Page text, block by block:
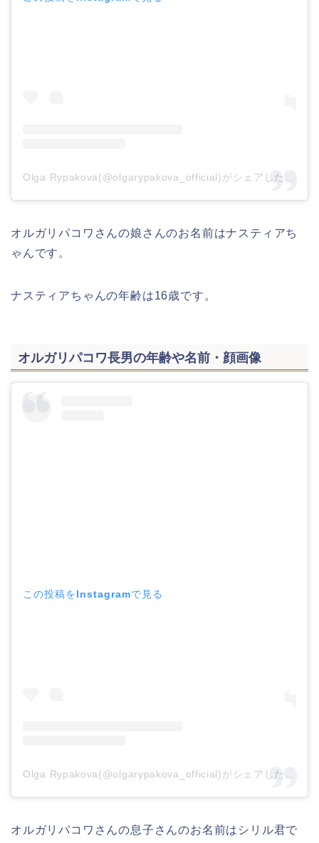
オルガリパコワさんの娘さんのお名前はナスティアち
ゃんです。
ナスティアちゃんの年齢は16歳です。
オルガリパコワ長男の年齢や名前・顔画像
この投稿をInstagramで見る
Olga Rypakova(@olgarypakova_official)がシェアした投稿
オルガリパコワさんの息子さんのお名前はシリル君で